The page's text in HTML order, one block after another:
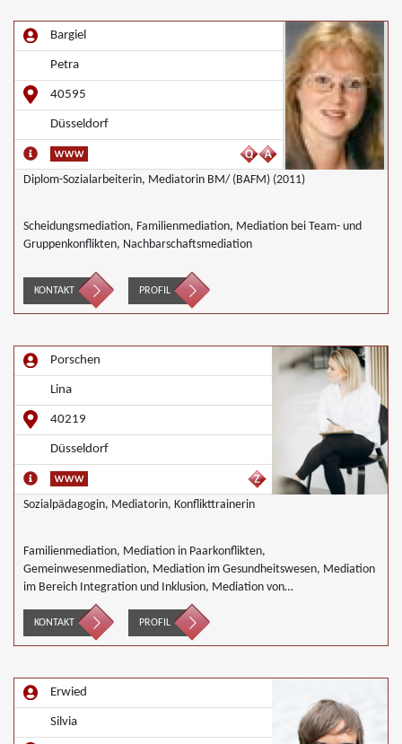
Bargiel
Petra
40595
Düsseldorf
Diplom-Sozialarbeiterin, Mediatorin BM/ (BAFM) (2011)
Scheidungsmediation, Familienmediation, Mediation bei Team- und
Gruppenkonflikten, Nachbarschaftsmediation
KONTAKT PROFIL
Porschen
Lina
40219
Düsseldorf
Sozialpädagogin, Mediatorin, Konflikttrainerin
Familienmediation, Mediation in Paarkonflikten,
Gemeinwesenmediation, Mediation im Gesundheitswesen, Mediation
im Bereich Integration und Inklusion, Mediation von
Generationskonflikten, Mediation bei Gesellschafterkonflikten,
Mediation im öffentlichen Bereich, Mediation bei Team- und
Gruppenkonflikten, Mediation in der Wohnungswirtschaft,
KONTAKT PROFIL
Erwied
Silvia